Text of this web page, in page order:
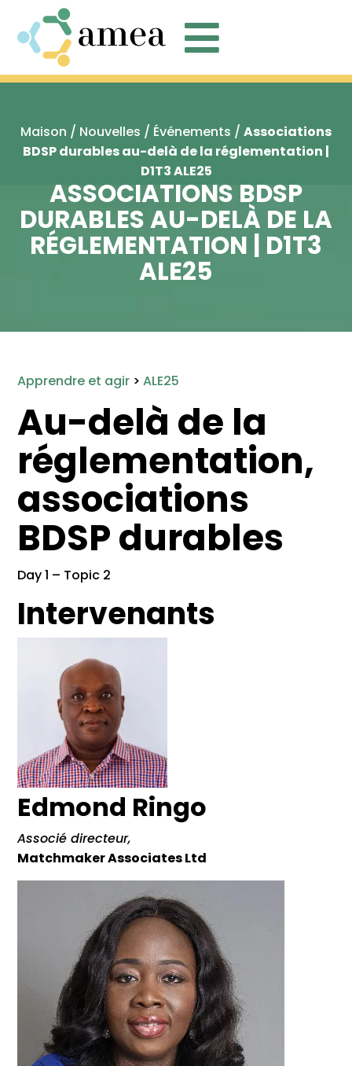

Maison / Nouvelles / Événements / Associations
BDSP durables au-delà de la réglementation |
D1T3 ALE25
ASSOCIATIONS BDSP
DURABLES AU-DELÀ DE LA
RÉGLEMENTATION | D1T3
ALE25
Apprendre et agir >ALE25
Au-delà de la
réglementation,
associations
BDSP durables
Day 1 – Topic 2
Intervenants
Edmond Ringo
Associé directeur,
Matchmaker Associates Ltd